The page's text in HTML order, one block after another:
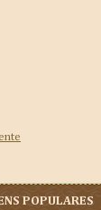
POPULARES